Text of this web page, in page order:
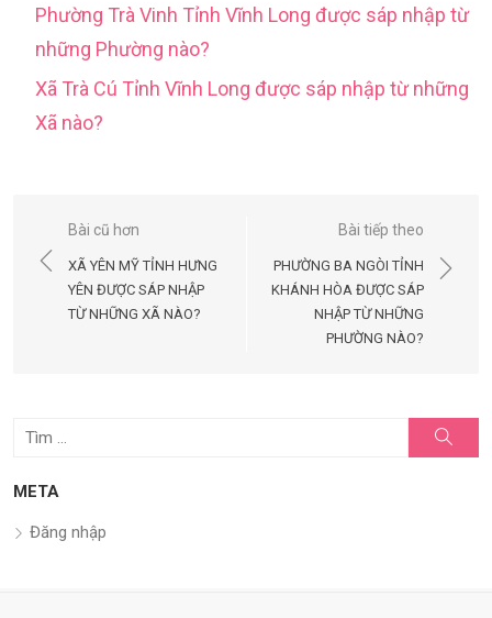
Phường Trà Vinh Tỉnh Vĩnh Long được sáp nhập từ
những Phường nào?
Xã Trà Cú Tỉnh Vĩnh Long được sáp nhập từ những
Xã nào?
Điều
hướng
viết
Bài cũ hơn
XÃ YÊN MỸ TỈNH HƯNG
YÊN ĐƯỢC SÁP NHẬP
TỪ NHỮNG XÃ NÀO?
Bài tiếp theo
PHƯỜNG BA NGÒI TỈNH
KHÁNH HÒA ĐƯỢC SÁP
NHẬP TỪ NHỮNG
PHƯỜNG NÀO?
Tìm
quả
kiếm
META
Đăng nhập